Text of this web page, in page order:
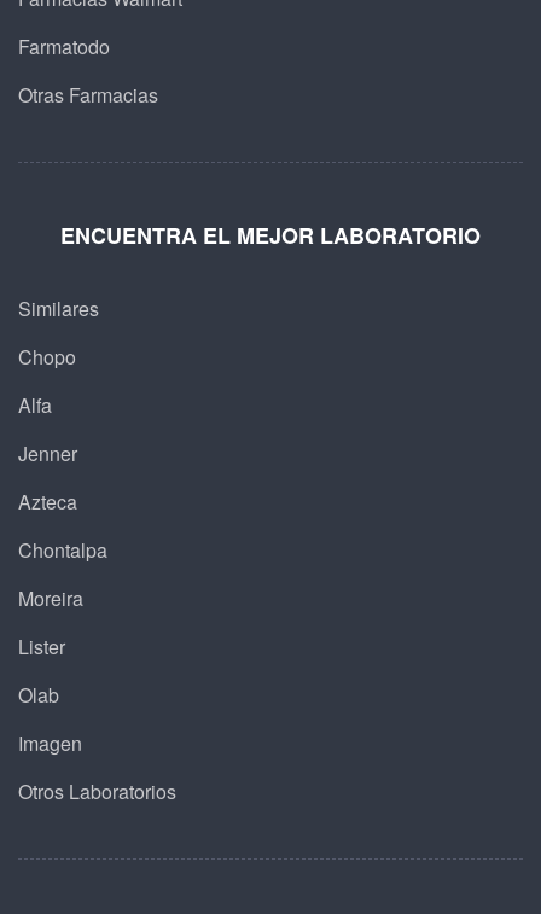
Farmatodo
Otras Farmacias
ENCUENTRA EL MEJOR LABORATORIO
Similares
Chopo
Alfa
Jenner
Azteca
Chontalpa
Moreira
Lister
Olab
Imagen
Otros Laboratorios